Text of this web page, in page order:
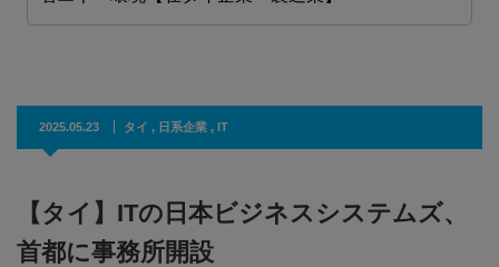
2025.05.23 タイ , 日系企業 , IT
【タイ】ITの日本ビジネスシステムズ、
首都に事務所開設